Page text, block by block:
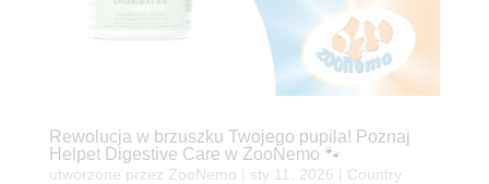
Rewolucja w brzuszku Twojego pupila! Poznaj
Helpet Digestive Care w ZooNemo 🐾
utworzone przez ZooNemo sty 11, 2026
Country